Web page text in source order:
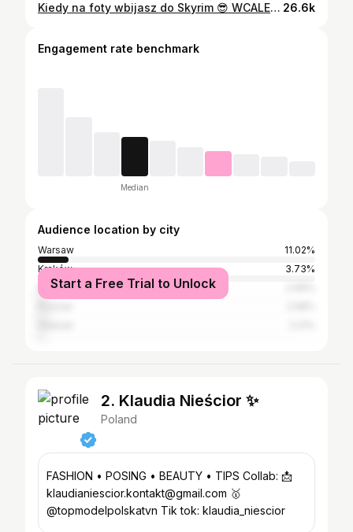
Kiedy na foty wbijasz do Skyrim 😎 WCALE NIE ODMROZIŁAM ODNÓŻY WCALE 🥲 Ale było warto hehehe. Dla zdjęć wszystko! Trochę nas z @eloninja poniosło… ale tak nam się zajebiście robi razem foty że gdyby mi kazała wejść do morza to bym pewnie weszła xD a to nie są ostatnie zdjęcia jakie tego dnia zrobiłyśmy! Wyszły nam finalnie TRZY sesje zdjęciowe 🤯Ostatnia część w Dzień Kobiet więc lepiej kupcie sobie pampersy 😎🖤👌 ✨kolczuga @don_chain_key ✨biżuteria @blood_trail_chains 26.6k
Engagement rate benchmark
Median
Audience location by city
Warsaw
11.02%
Kraków
3.73%
Wrocław
Start a Free Trial to Unlock
2. Klaudia Nieścior ✨
Poland
FASHION • POSING • BEAUTY • TIPS Collab: 📩
klaudianiescior.kontakt@gmail.com 🥇
@topmodelpolskatvn Tik tok: klaudia_niescior